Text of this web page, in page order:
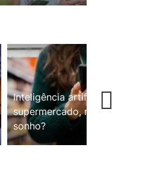
Inteligência artificial no
supermercado, realidade ou
sonho?